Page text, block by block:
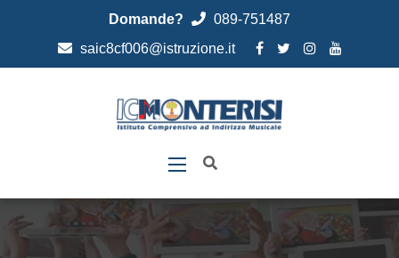
Domande?
089-751487
saic8cf006@istruzione.it